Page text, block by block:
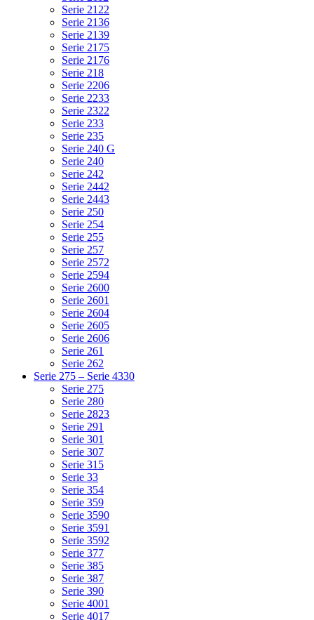
Serie 2122
Serie 2136
Serie 2139
Serie 2175
Serie 2176
Serie 218
Serie 2206
Serie 2233
Serie 2322
Serie 233
Serie 235
Serie 240 G
Serie 240
Serie 242
Serie 2442
Serie 2443
Serie 250
Serie 254
Serie 255
Serie 257
Serie 2572
Serie 2594
Serie 2600
Serie 2601
Serie 2604
Serie 2605
Serie 2606
Serie 261
Serie 262
Serie 275 – Serie 4330
Serie 275
Serie 280
Serie 2823
Serie 291
Serie 301
Serie 307
Serie 315
Serie 33
Serie 354
Serie 359
Serie 3590
Serie 3591
Serie 3592
Serie 377
Serie 385
Serie 387
Serie 390
Serie 4001
Serie 4017